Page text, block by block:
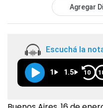
Agregar
Escuchá la
1 1.5 10